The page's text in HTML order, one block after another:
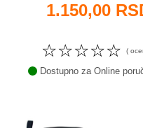
1.150,00
☆
☆
☆
☆
☆ (
Dostupno za Online